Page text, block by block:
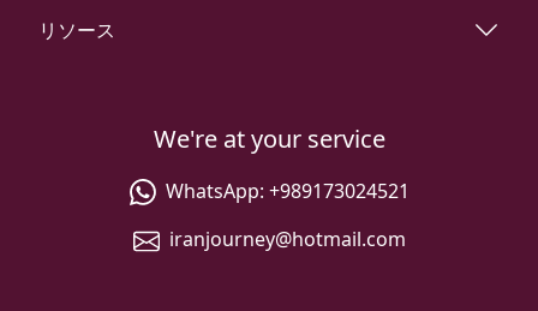
リソース
We're at your service
WhatsApp: +989173024521
iranjourney@hotmail.com